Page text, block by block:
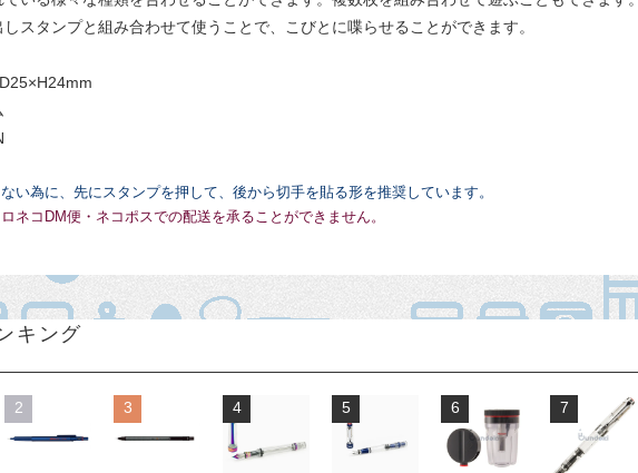
スタンプと組み合わせて使うことで、こびとに喋らせることができます。
い為に、先にスタンプを押して、後から切手を貼る形を推奨しています。
ネコDM便・ネコポスでの配送を承ることができません。
キング
2 3 4 5 6 7